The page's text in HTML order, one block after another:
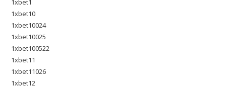
1xbet1
1xbet10
1xbet10024
1xbet10025
1xbet100522
1xbet11
1xbet11026
1xbet12